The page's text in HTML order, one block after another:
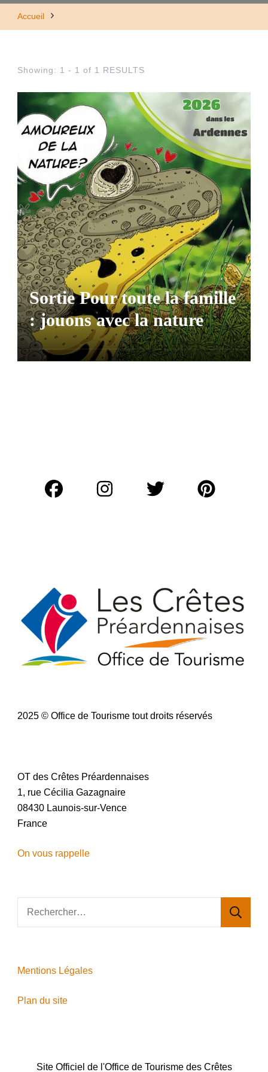
Accueil
Showing: 1 - 1 of 1 RESULTS
Sortie Pour toute la famille
: jouons avec la nature
2025 © Office de Tourisme tout droits réservés
OT des Crêtes Préardennaises
1, rue Cécilia Gazagnaire
08430 Launois-sur-Vence
France
On vous rappelle
Rechercher :
Mentions Légales
Plan du site
Site Officiel de l'Office de Tourisme des Crêtes